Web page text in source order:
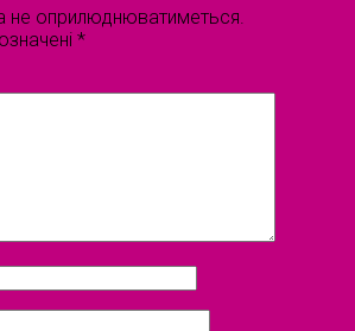
не оприлюднюватиметься.
*